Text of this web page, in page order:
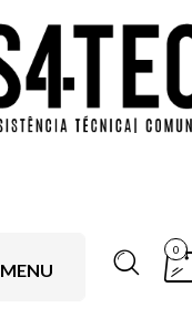
MENU
0